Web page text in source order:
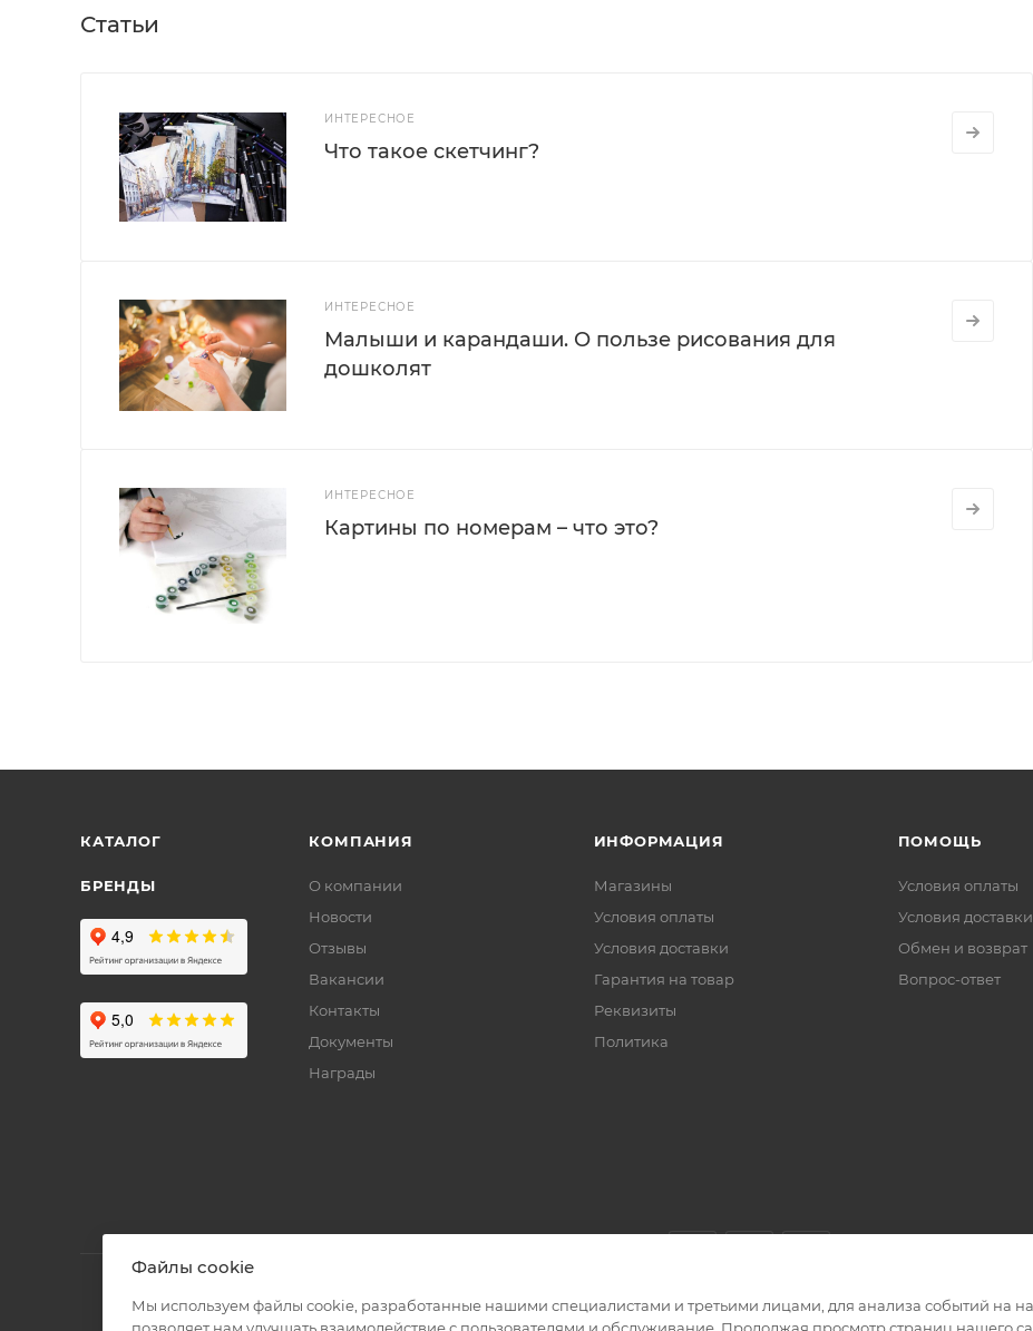
Статьи
ИНТЕРЕСНОЕ
Что такое скетчинг?
ИНТЕРЕСНОЕ
Малыши и карандаши. О пользе рисования для
дошколят
ИНТЕРЕСНОЕ
Картины по номерам – что это?
КАТАЛОГ
БРЕНДЫ
КОМПАНИЯ
О компании
Новости
Отзывы
Вакансии
Контакты
Документы
Награды
ИНФОРМАЦИЯ
Магазины
Условия оплаты
Условия доставки
Гарантия на товар
Реквизиты
Политика
ПОМОЩЬ
Условия оплаты
Условия доставки
Обмен и возврат
Вопрос-ответ
Файлы cookie
Мы используем файлы cookie, разработанные нашими специалистами и третьими лицами, для анализа событий на